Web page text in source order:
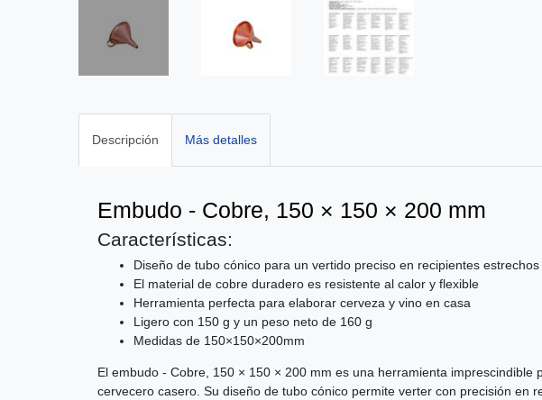
Descripción Más detalles
Embudo - Cobre, 150 × 150 × 200 mm
Características:
Diseño de tubo cónico para un vertido preciso en recipientes estrechos
El material de cobre duradero es resistente al calor y flexible
Herramienta perfecta para elaborar cerveza y vino en casa
Ligero con 150 g y un peso neto de 160 g
Medidas de 150×150×200mm
El embudo - Cobre, 150 × 150 × 200 mm es una herramienta imprescindible
cervecero casero. Su diseño de tubo cónico permite verter con precisión en